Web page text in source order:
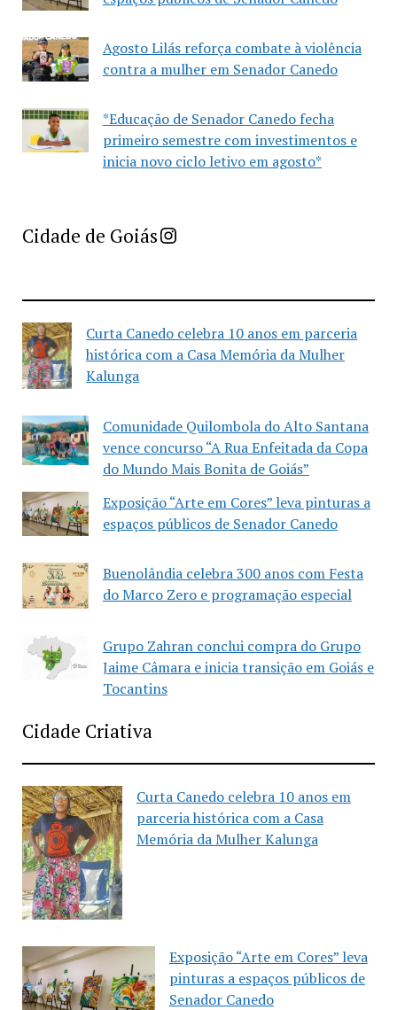
Agosto Lilás reforça combate à violência
contra a mulher em Senador Canedo
*Educação de Senador Canedo fecha
primeiro semestre com investimentos e
inicia novo ciclo letivo em agosto*
Cidade de GoiásImprensa Criativa da Cidade de Goiás
Curta Canedo celebra 10 anos em parceria
histórica com a Casa Memória da Mulher
Kalunga
Comunidade Quilombola do Alto Santana
vence concurso “A Rua Enfeitada da Copa
do Mundo Mais Bonita de Goiás”
Exposição “Arte em Cores” leva pinturas a
espaços públicos de Senador Canedo
Buenolândia celebra 300 anos com Festa
do Marco Zero e programação especial
Grupo Zahran conclui compra do Grupo
Jaime Câmara e inicia transição em Goiás e
Tocantins
Cidade Criativa
Curta Canedo celebra 10 anos em
parceria histórica com a Casa
Memória da Mulher Kalunga
Exposição “Arte em Cores” leva
pinturas a espaços públicos de
Senador Canedo